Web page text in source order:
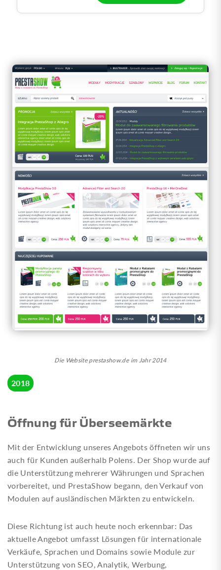
Die Website prestashow.de im Jahr 2014
2018
Öffnung für Überseemärkte
Mit der Entwicklung unseres Angebots öffneten wir uns
auch für Kunden außerhalb Polens. Der Shop wurde auf
die Unterstützung mehrerer Währungen und Sprachen
vorbereitet, und PrestaShow begann, den Verkauf von
Modulen auf ausländischen Märkten zu entwickeln.
Diese Richtung ist auch heute noch erkennbar: Das
aktuelle Angebot umfasst Lösungen für internationale
Verkäufe, Sprachen und Domains sowie Module zur
Unterstützung von SEO, Analytik, Werbung,